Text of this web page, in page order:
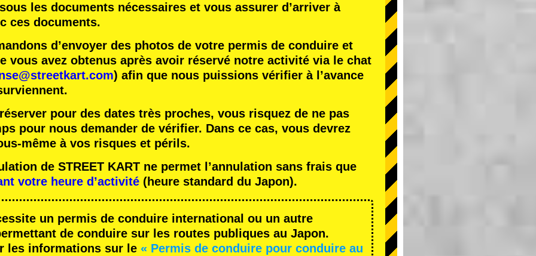
les documents nécessaires et vous assurer d’arriver à
ces documents.
d’envoyer des photos de votre permis de conduire et
vous avez obtenus après avoir réservé notre activité via le chat
) afin que nous puissions vérifier à l’avance
pour des dates très proches, vous risquez de ne pas
pour nous demander de vérifier. Dans ce cas, vous devrez
même à vos risques et périls.
de STREET KART ne permet l’annulation sans frais que
votre heure d’activité (heure standard du Japon).
un permis de conduire international ou un autre
de conduire sur les routes publiques au Japon.
les informations sur le « Permis de conduire pour conduire au